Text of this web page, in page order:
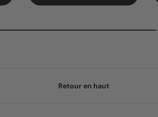
Retour en haut